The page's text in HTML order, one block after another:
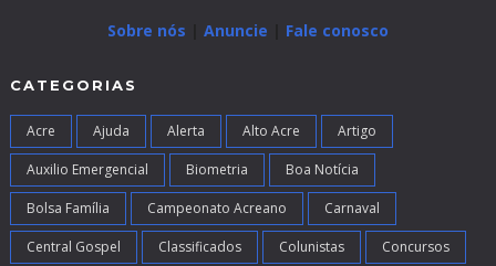
Sobre nós
Anuncie Fale conosco
CATEGORIAS
Acre Ajuda Alerta Alto Acre Artigo
Auxilio Emergencial Biometria Boa Notícia
Bolsa Família Campeonato Acreano Carnaval
Central Gospel Classificados Colunistas Concursos